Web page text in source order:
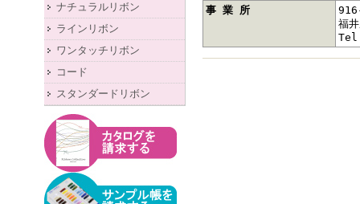
ナチュラルリボン
ラインリボン
ワンタッチリボン
コード
スタンダードリボン
事 業 所
福
Tel